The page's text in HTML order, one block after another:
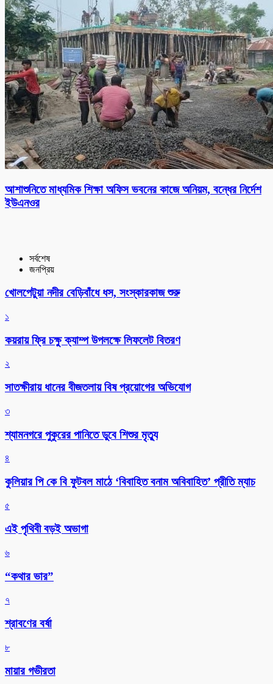
আশাশুনিতে মাধ্যমিক শিক্ষা অফিস ভবনের কাজে অনিয়ম, বন্ধের নির্দেশ
ইউএনওর
সর্বশেষ
জনপ্রিয়
খোলপেটুয়া নদীর বেড়িবাঁধে ধস, সংস্কারকাজ শুরু
১
কয়রায় ফ্রি চক্ষু ক্যাম্প উপলক্ষে লিফলেট বিতরণ
২
সাতক্ষীরায় ধানের বীজতলায় বিষ প্রয়োগের অভিযোগ
৩
শ্যামনগরে পুকুরের পানিতে ডুবে শিশুর মৃত্যু
৪
কুলিয়ার পি কে বি ফুটবল মাঠে ‘বিবাহিত বনাম অবিবাহিত’ প্রীতি ম্যাচ
৫
এই পৃথিবী বড়ই অভাগা
৬
“কথার ভার”
৭
শ্রাবণের বর্ষা
৮
মায়ার গভীরতা